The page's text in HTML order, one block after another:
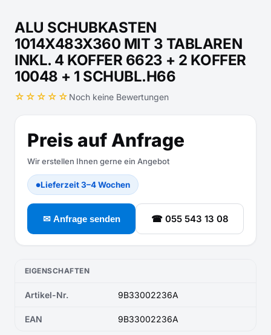
ALU SCHUBKASTEN
1014X483X360 MIT 3 TABLAREN
INKL. 4 KOFFER 6623 + 2 KOFFER
10048 + 1 SCHUBL.H66
☆☆☆☆☆ Noch keine Bewertungen
Preis auf Anfrage
Wir erstellen Ihnen gerne ein Angebot
●Lieferzeit 3–4 Wochen
✉ Anfrage senden ☎ 055 543 13 08
EIGENSCHAFTEN
Artikel-Nr. 9B33002236A
EAN 9B33002236A